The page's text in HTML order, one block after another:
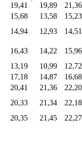
19,41 19,89 21,36
15,68 13,58
15,23
14,94 12,93
14,51
16,43 14,22
15,96
13,19 10,99
12,72
17,18 14,87
16,68
20,41 21,36
22,20
20,33 21,34
22,18
20,35 21,45 22,27